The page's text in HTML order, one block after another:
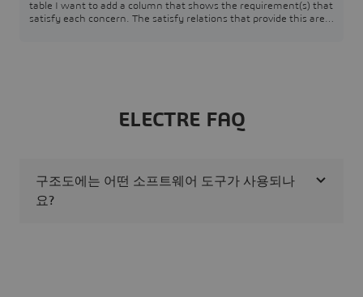
table I want to add a column that shows the requirement(s) that
satisfy each concern. The satisfy relations that provide this are
ELECTRE FAQ
구조도에는 어떤 소프트웨어 도구가 사용되나
요?